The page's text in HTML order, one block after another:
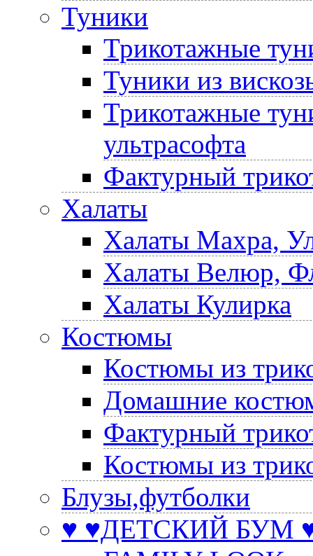
Туники
Трикотажные
Туники из
Трикотажные
ультрасофта
Фактурный
Халаты
Халаты Махра,
Халаты Велюр,
Халаты Кулирка
Костюмы
Костюмы из
Домашние
Фактурный
Костюмы из
Блузы,футболки
♥ ♥ДЕТСКИЙ БУМ